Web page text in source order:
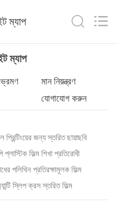
ম্যাপ
ম্যাপ
ভ্রমণ
মান নিয়ন্ত্রণ
যোগাযোগ করুন
জন্য স্তরিত ছায়াছবি
ফিল্ম শিখা প্রতিরোধী
পলিথিন প্রতিরক্ষামূলক ফিল্ম
স্লিপ ক্রস স্তরিত ফিল্ম